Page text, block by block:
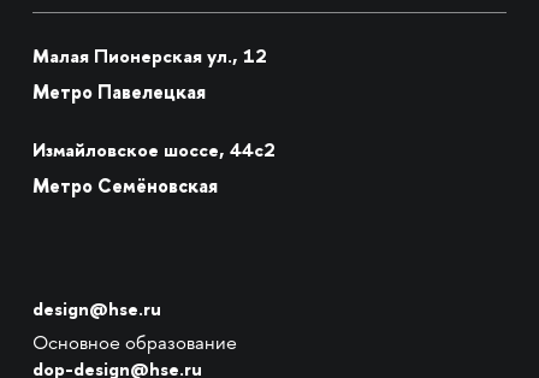
Малая Пионерская ул., 12
Метро Павелецкая
Измайловское шоссе, 44с2
Метро Семёновская
design@hse.ru
Основное образование
dop-design@hse.ru